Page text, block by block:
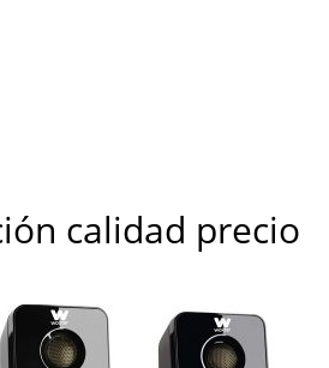
calidad precio